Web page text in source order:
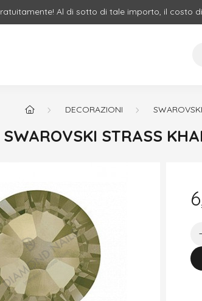
Al di sotto di tale importo, il costo
DECORAZIONI
SWAROVSKI STRASS